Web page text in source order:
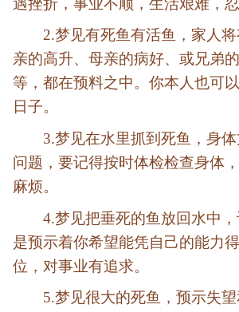
遇挫折，事业不顺，生活艰难，忍
2.梦见有死鱼有活鱼，家人
亲的高升、母亲的病好、或兄弟
等，都在预料之中。你本人也可
日子。
3.梦见在水里抓到死鱼，身
问题，要记得按时体检检查身体
麻烦。
4.梦见把垂死的鱼放回水中
是预示着你希望能凭自己的能力
位，对事业有追求。
5.梦见很大的死鱼，预示失